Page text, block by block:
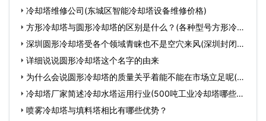
冷却塔维修公司(东城区智能冷却塔设备维修价格)
方形冷却塔与圆形冷却塔的区别是什么？(各种型号方形冷却
塔)深圳圆形冷却塔受各个领域青睐也不是空穴来风(深圳封闭式
冷 详细说说圆形冷却塔这个名字的由来
为什么会说圆形冷却塔的质量关乎着能不能在市场立足呢(为
什 冷却塔厂家简述冷却水塔运用行业(500吨工业冷却塔哪些厂
家 喷雾冷却塔与填料塔相比有哪些优势？